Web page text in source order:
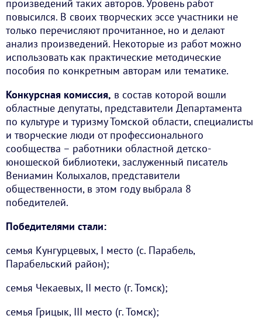
произведений таких авторов. Уровень работ
повысился. В своих творческих эссе участники не
только перечисляют прочитанное, но и делают
анализ произведений. Некоторые из работ можно
использовать как практические методические
пособия по конкретным авторам или тематике.
Конкурсная комиссия, в состав которой вошли
областные депутаты, представители Департамента
по культуре и туризму Томской области, специалисты
и творческие люди от профессионального
сообщества – работники областной детско-
юношеской библиотеки, заслуженный писатель
Вениамин Колыхалов, представители
общественности, в этом году выбрала 8
победителей.
Победителями стали:
семья Кунгурцевых, I место (с. Парабель,
Парабельский район);
семья Чекаевых, II место (г. Томск);
семья Грицык, III место (г. Томск);